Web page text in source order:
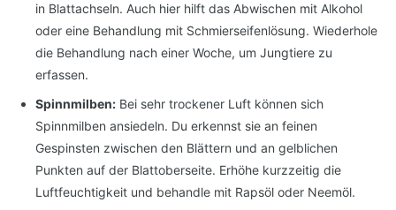
in Blattachseln. Auch hier hilft das Abwischen mit Alkohol
oder eine Behandlung mit Schmierseifenlösung. Wiederhole
die Behandlung nach einer Woche, um Jungtiere zu
erfassen.
Spinnmilben: Bei sehr trockener Luft können sich
Spinnmilben ansiedeln. Du erkennst sie an feinen
Gespinsten zwischen den Blättern und an gelblichen
Punkten auf der Blattoberseite. Erhöhe kurzzeitig die
Luftfeuchtigkeit und behandle mit Rapsöl oder Neemöl.